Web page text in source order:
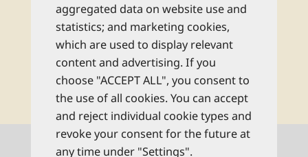
Rechtliche Hinweise
abonnieren
Kontaktinformationen
aggregated data on website use and
statistics; and marketing cookies,
which are used to display relevant
content and advertising. If you
choose "ACCEPT ALL", you consent to
the use of all cookies. You can accept
and reject individual cookie types and
revoke your consent for the future at
any time under "Settings".